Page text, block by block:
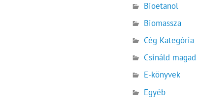
Bioetanol
Biomassza
Cég Kategória
Csináld
E-könyvek
Egyéb